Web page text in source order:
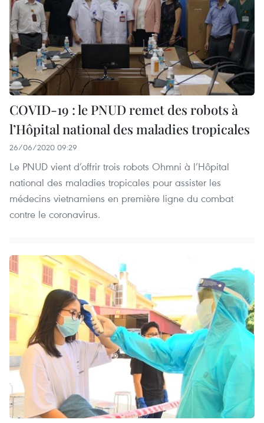
COVID-19 : le PNUD remet des robots à
l’Hôpital national des maladies tropicales
26/06/2020 09:29
Le PNUD vient d’offrir trois robots Ohmni à l’Hôpital
national des maladies tropicales pour assister les
médecins vietnamiens en première ligne du combat
contre le coronavirus.